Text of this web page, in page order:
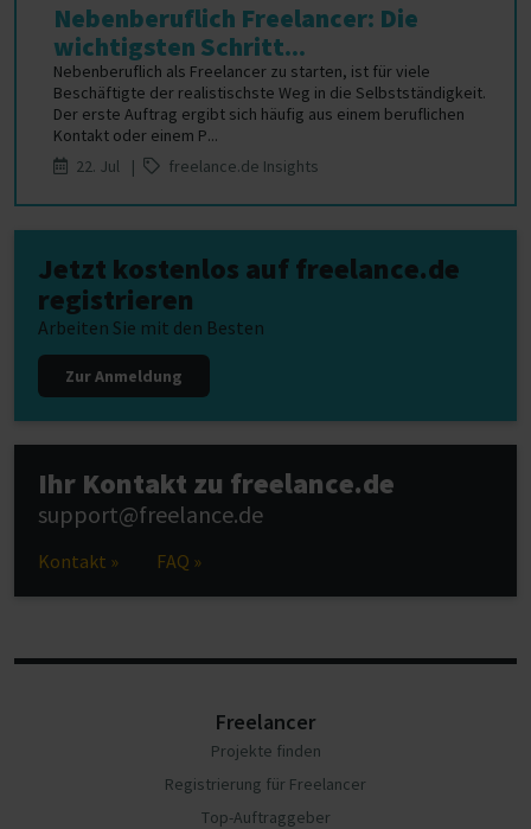
Nebenberuflich Freelancer: Die
wichtigsten Schritt...
Nebenberuflich als Freelancer zu starten, ist für viele
Beschäftigte der realistischste Weg in die Selbstständigkeit.
Der erste Auftrag ergibt sich häufig aus einem beruflichen
Kontakt oder einem P...
22. Jul |
freelance.de Insights
Jetzt kostenlos auf freelance.de
registrieren
Arbeiten Sie mit den Besten
Zur Anmeldung
Ihr Kontakt zu freelance.de
support@freelance.de
Kontakt » FAQ »
Freelancer
Projekte finden
Registrierung für Freelancer
Top-Auftraggeber